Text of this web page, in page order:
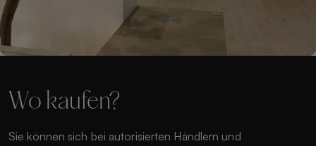
Wo kaufen?
Sie können sich bei autorisierten Händlern und